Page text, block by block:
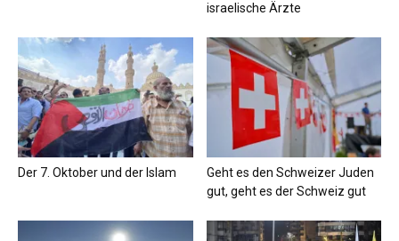
israelische Ärzte
Der 7. Oktober und der Islam
Geht es den Schweizer Juden
gut, geht es der Schweiz gut